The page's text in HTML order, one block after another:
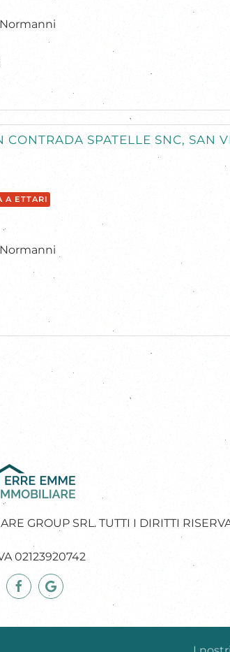
CONTRADA SPATELLE SNC, SAN
A ETTARI
GROUP SRL. TUTTI I DIRITTI
02123920742